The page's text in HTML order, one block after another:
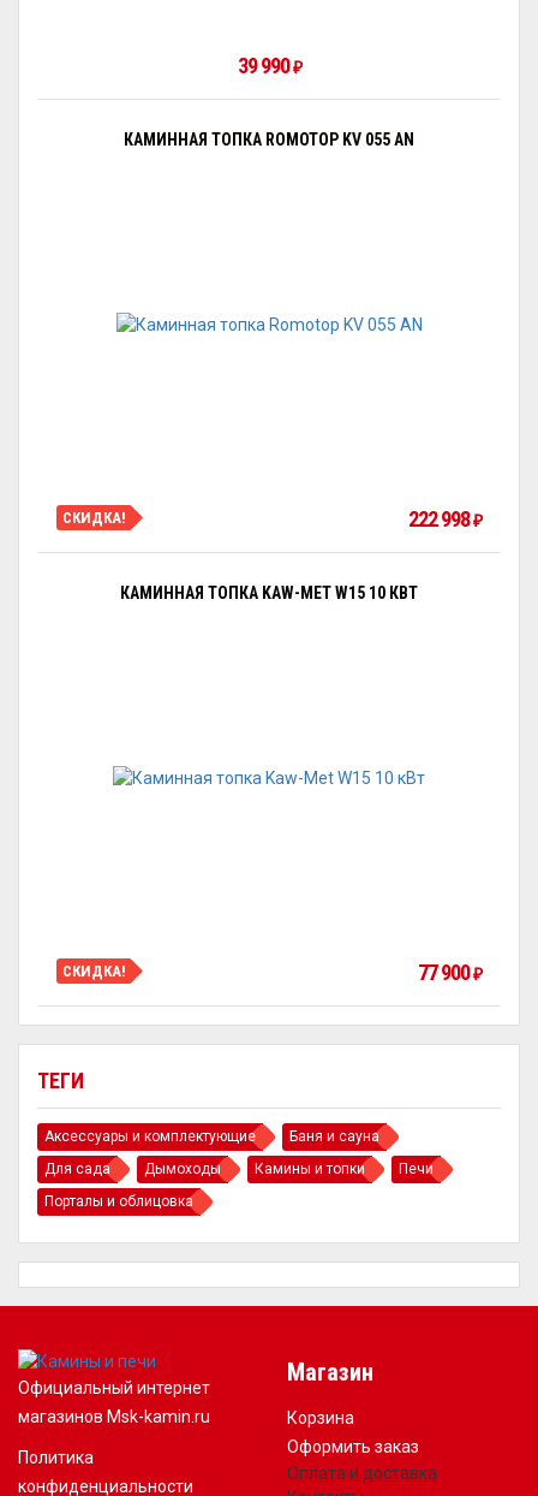
ТЕГИ
Аксессуары и комплектующие
Баня и сауна
Для сада
Дымоходы Камины и топки
Печи
Порталы и облицовка
39 990 ₽
КАМИННАЯ ТОПКА ROMOTOP KV 055 AN
СКИДКА! 222 998 ₽
КАМИННАЯ ТОПКА KAW-MET W15 10 КВТ
СКИДКА! 77 900 ₽
Официальный интернет
магазинов Msk-kamin.ru
Политика
конфиденциальности
Магазин
Корзина
Оформить заказ
Оплата и доставка